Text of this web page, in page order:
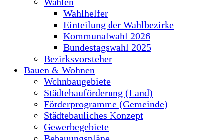
Wahlhelfer
Einteilung der Wahlbezirke
Kommunalwahl 2026
Bundestagswahl 2025
Bezirksvorsteher
Bauen & Wohnen
Wohnbaugebiete
Städtebauförderung (Land)
Förderprogramme (Gemeinde)
Städtebauliches Konzept
Gewerbegebiete